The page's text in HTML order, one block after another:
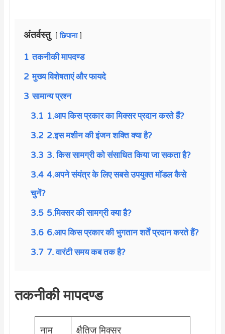
अंतर्वस्तु छिपाना
1 तकनीकी मापदण्ड
2 मुख्य विशेषताएं और फायदे
3 सामान्य प्रश्न
3.1 1.आप किस प्रकार का मिक्सर प्रदान करते हैं?
3.2 2.इस मशीन की इंजन शक्ति क्या है?
3.3 3. किस सामग्री को संसाधित किया जा सकता है?
3.4 4.अपने संयंत्र के लिए सबसे उपयुक्त मॉडल कैसे
चुनें?
3.5 5.मिक्सर की सामग्री क्या है?
3.6 6.आप किस प्रकार की भुगतान शर्तें प्रदान करते हैं?
3.7 7. वारंटी समय कब तक है?
तकनीकी मापदण्ड
नाम क्षैतिज मिक्सर